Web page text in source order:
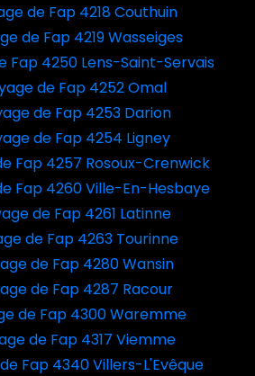
de Fap 4218 Couthuin
de Fap 4219 Wasseiges
Fap 4250 Lens-Saint-Servais
de Fap 4252 Omal
de Fap 4253 Darion
de Fap 4254 Ligney
Fap 4257 Rosoux-Crenwick
Fap 4260 Ville-En-Hesbaye
de Fap 4261 Latinne
de Fap 4263 Tourinne
de Fap 4280 Wansin
de Fap 4287 Racour
de Fap 4300 Waremme
de Fap 4317 Viemme
Fap 4340 Villers-L'Evêque